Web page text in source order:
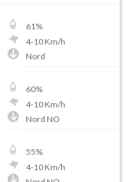
61%
4-10Km/h
Nord
60%
4-10Km/h
Nord NO
55%
4-10Km/h